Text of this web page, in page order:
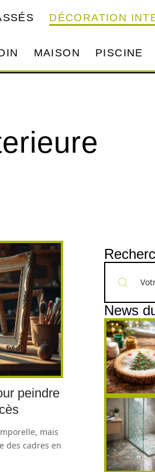
DÉCORATION
MAISON PISCINE
peindre
mais
des cadres en
News